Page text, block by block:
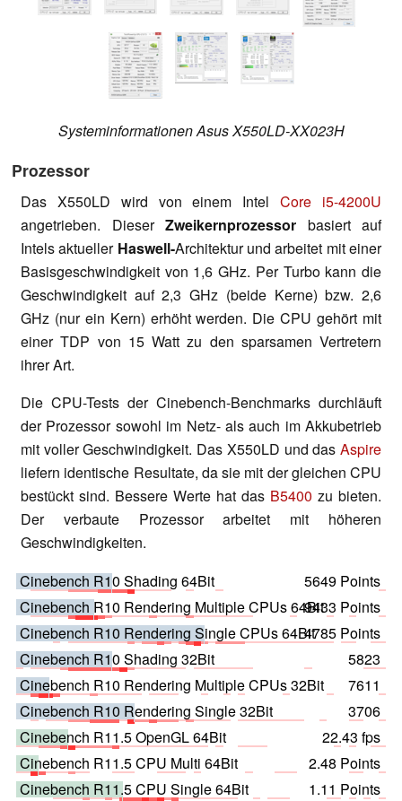
Systeminformationen Asus X550LD-XX023H
Prozessor
Das X550LD wird von einem IntelCore i5-4200U
angetrieben. Dieser Zweikernprozessor basiert auf
Intels aktueller Haswell-Architektur und arbeitet mit einer
Basisgeschwindigkeit von 1,6 GHz. Per Turbo kann die
Geschwindigkeit auf 2,3 GHz (beide Kerne) bzw. 2,6
GHz (nur ein Kern) erhöht werden. Die CPU gehört mit
einer TDP von 15 Watt zu den sparsamen Vertretern
ihrer Art.
Die CPU-Tests der Cinebench-Benchmarks durchläuft
der Prozessor sowohl im Netz- als auch im Akkubetrieb
mit voller Geschwindigkeit. Das X550LD und das Aspire
liefern identische Resultate, da sie mit der gleichen CPU
bestückt sind. Bessere Werte hat das B5400 zu bieten.
Der verbaute Prozessor arbeitet mit höheren
Geschwindigkeiten.
Cinebench R10 Shading 64Bit
5649 Points
Cinebench R10 Rendering Multiple CPUs 64Bit9433 Points
Cinebench R10 Rendering Single CPUs 64Bit4785 Points
Cinebench R10 Shading 32Bit
5823
Cinebench R10 Rendering Multiple CPUs 32Bit
7611
Cinebench R10 Rendering Single 32Bit
3706
Cinebench R11.5 OpenGL 64Bit
22.43 fps
Cinebench R11.5 CPU Multi 64Bit
2.48 Points
Cinebench R11.5 CPU Single 64Bit
1.11 Points